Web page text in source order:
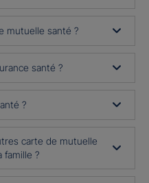
mutuelle santé ?
santé ?
?
carte de mutuelle
famille ?